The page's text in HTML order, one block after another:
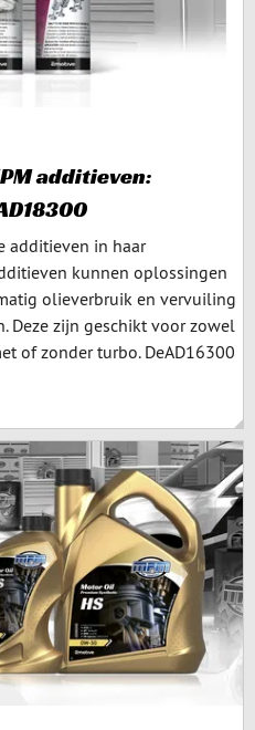
additieven:
additieven in haar
kunnen oplossingen
olieverbruik en vervuiling
Deze zijn geschikt voor zowel
of zonder turbo. DeAD16300